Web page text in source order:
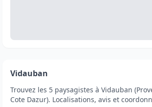
Vidauban
Trouvez les 5 paysagistes à Vidauban
Cote Dazur). Localisations, avis et